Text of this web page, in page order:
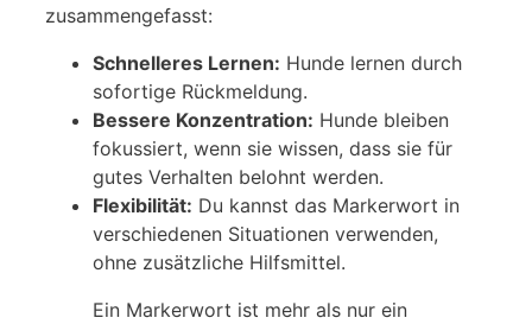
zusammengefasst:
Schnelleres Lernen: Hunde lernen durch
sofortige Rückmeldung.
Bessere Konzentration: Hunde bleiben
fokussiert, wenn sie wissen, dass sie für
gutes Verhalten belohnt werden.
Flexibilität: Du kannst das Markerwort in
verschiedenen Situationen verwenden,
ohne zusätzliche Hilfsmittel.
Ein Markerwort ist mehr als nur ein